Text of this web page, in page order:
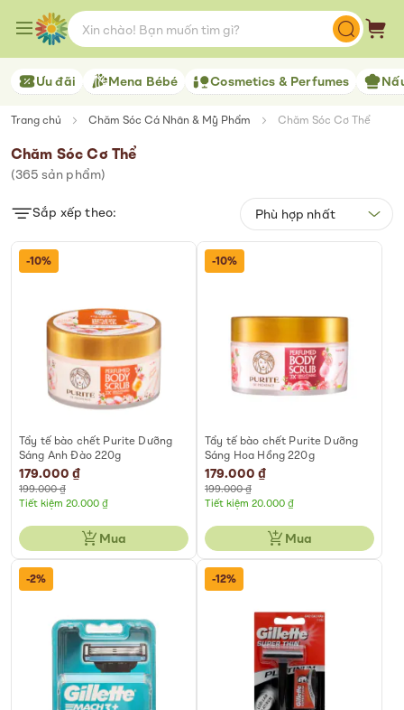
to
Content
Giỏ
Ưu đãi Mena Bébé Cosmetics & Perfumes
Trang chủ Chăm Sóc Cá Nhân & Mỹ Phẩm Chăm Sóc Cơ Thể
Chăm Sóc Cơ Thể
(365sản phẩm)
Sắp xếp theo:
-10%
Tẩy tế bào chết Purite Dưỡng
Sáng Anh Đào 220g
Special
Price
179.000 ₫
199.000 ₫
Tiết kiệm 20.000 ₫
Mua
-10%
Tẩy tế bào chết Purite Dưỡng
Sáng Hoa Hồng 220g
Special
Price
179.000 ₫
199.000 ₫
Tiết kiệm 20.000 ₫
Mua
-2% -12%